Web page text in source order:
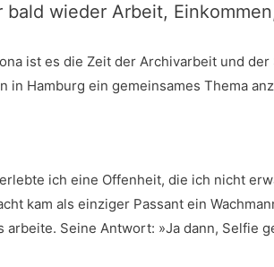
wie­der Arbeit,
ist es die Zeit der Archiv­ar­beit und
Ham­burg ein gemein­sa­mes The­ma
ich eine Offen­heit, die ich nicht
kam als ein­zi­ger Pas­sant ein
Sei­ne Ant­wort: »Ja dann, Sel­fie